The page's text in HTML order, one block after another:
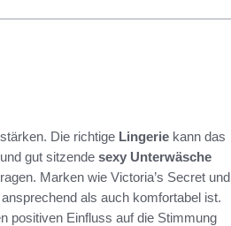
Die richtige Lingerie kann das
gut sitzende sexy Unterwäsche
Marken wie Victoria’s Secret und
als auch komfortabel ist.
positiven Einfluss auf die Stimmung